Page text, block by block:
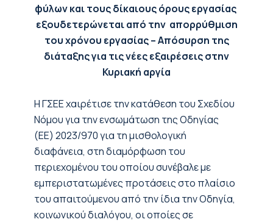
φύλων και τους δίκαιους όρους εργασίας
εξουδετερώνεται από την απορρύθμιση
του χρόνου εργασίας – Απόσυρση της
διάταξης για τις νέες εξαιρέσεις στην
Κυριακή αργία
Η ΓΣΕΕ χαιρέτισε την κατάθεση του Σχεδίου
Νόμου για την ενσωμάτωση της Οδηγίας
(ΕΕ) 2023/970 για τη μισθολογική
διαφάνεια, στη διαμόρφωση του
περιεχομένου του οποίου συνέβαλε με
εμπεριστατωμένες προτάσεις στο πλαίσιο
του απαιτούμενου από την ίδια την Οδηγία,
κοινωνικού διαλόγου, οι οποίες σε